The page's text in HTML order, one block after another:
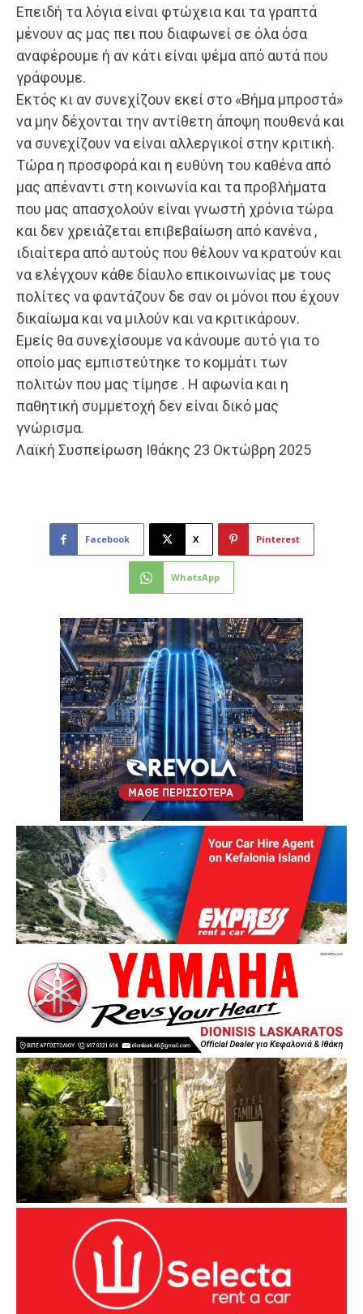
Επειδή τα λόγια είναι φτώχεια και τα γραπτά
μένουν ας μας πει που διαφωνεί σε όλα όσα
αναφέρουμε ή αν κάτι είναι ψέμα από αυτά που
γράφουμε.
Εκτός κι αν συνεχίζουν εκεί στο «Βήμα μπροστά»
να μην δέχονται την αντίθετη άποψη πουθενά και
να συνεχίζουν να είναι αλλεργικοί στην κριτική.
Τώρα η προσφορά και η ευθύνη του καθένα από
μας απέναντι στη κοινωνία και τα προβλήματα
που μας απασχολούν είναι γνωστή χρόνια τώρα
και δεν χρειάζεται επιβεβαίωση από κανένα ,
ιδιαίτερα από αυτούς που θέλουν να κρατούν και
να ελέγχουν κάθε δίαυλο επικοινωνίας με τους
πολίτες να φαντάζουν δε σαν οι μόνοι που έχουν
δικαίωμα και να μιλούν και να κριτικάρουν.
Εμείς θα συνεχίσουμε να κάνουμε αυτό για το
οποίο μας εμπιστεύτηκε το κομμάτι των
πολιτών που μας τίμησε . Η αφωνία και η
παθητική συμμετοχή δεν είναι δικό μας
γνώρισμα.
Λαϊκή Συσπείρωση Ιθάκης 23 Οκτώβρη 2025
Facebook X Pinterest
WhatsApp